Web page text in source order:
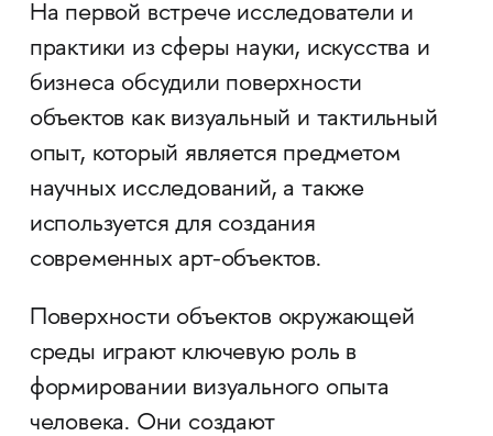
На первой встрече исследователи и
практики из сферы науки, искусства и
бизнеса обсудили поверхности
объектов как визуальный и тактильный
опыт, который является предметом
научных исследований, а также
используется для создания
современных арт-объектов.
Поверхности объектов окружающей
среды играют ключевую роль в
формировании визуального опыта
человека. Они создают